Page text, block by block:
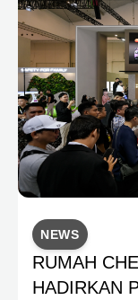
NEWS
RUMAH
HADIRKAN